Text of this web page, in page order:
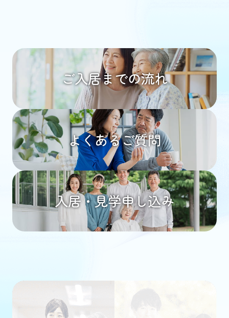
ご入居までの流れ
よくあるご質問
入居・見学申し込み